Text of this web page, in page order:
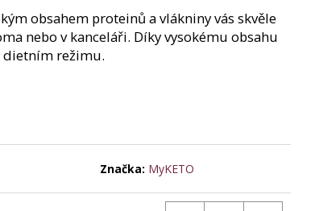
obsahem proteinů a vlákniny vás skvěle
nebo v kanceláři. Díky vysokému obsahu
režimu.
Značka: MyKETO
90% BEZ